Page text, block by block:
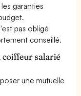
garanties
pas obligé
conseillé.
salarié
une mutuelle